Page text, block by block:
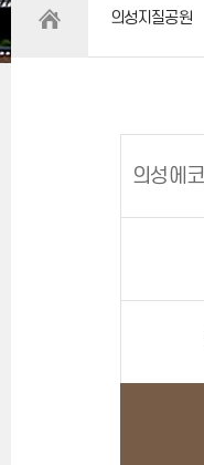
의성지질공원